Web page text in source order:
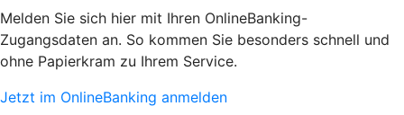
Melden Sie sich hier mit Ihren OnlineBanking-
Zugangsdaten an. So kommen Sie besonders schnell und
ohne Papierkram zu Ihrem Service.
Jetzt im OnlineBanking anmelden